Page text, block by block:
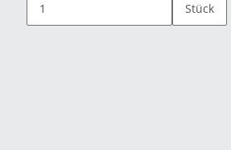
Stück